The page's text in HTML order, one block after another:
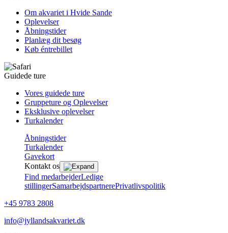
Om akvariet i Hvide Sande
Oplevelser
Åbningstider
Planlæg dit besøg
Køb éntrebillet
Guidede ture
Vores guidede ture
Gruppeture og Oplevelser
Eksklusive oplevelser
Turkalender
Åbningstider
Turkalender
Gavekort
Kontakt os
Find medarbejderLedige
stillingerSamarbejdspartnerePrivatlivspolitik
+45 9783 2808
info@jyllandsakvariet.dk